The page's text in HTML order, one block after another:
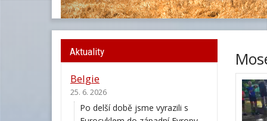
Aktuality
Belgie
25. 6. 2026
Po delší době jsme vyrazili s